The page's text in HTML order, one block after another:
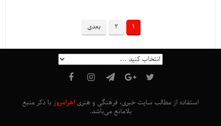
1
2 بعدی
استفاده از مطالب سایت خبری، فرهنگی و هنری اهرامروز با ذکر منبع
بلامانع می‌باشد.